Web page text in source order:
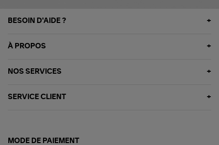
BESOIN D'AIDE ?
À PROPOS
NOS SERVICES
SERVICE CLIENT
MODE DE PAIEMENT